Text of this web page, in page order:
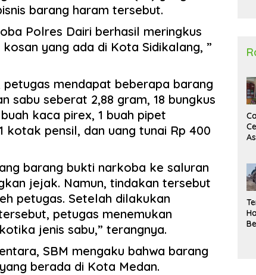
barang haram tersebut.
Polres Dairi berhasil meringkus
yang ada di Kota Sidikalang, ”
mendapat beberapa barang
sabu seberat 2,88 gram, 18 bungkus
kaca pirex, 1 buah pipet
kotak pensil, dan uang tunai Rp 400
barang bukti narkoba ke saluran
jejak. Namun, tindakan tersebut
petugas. Setelah dilakukan
petugas menemukan
jenis sabu,” terangnya.
SBM mengaku bahwa barang
berada di Kota Medan.